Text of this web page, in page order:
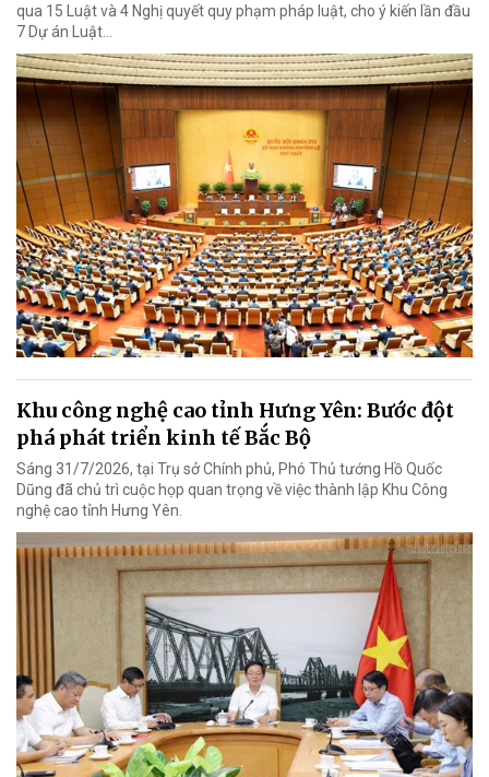
qua 15 Luật và 4 Nghị quyết quy phạm pháp luật, cho ý kiến lần đầu
7 Dự án Luật…
Khu công nghệ cao tỉnh Hưng Yên: Bước đột
phá phát triển kinh tế Bắc Bộ
Sáng 31/7/2026, tại Trụ sở Chính phủ, Phó Thủ tướng Hồ Quốc
Dũng đã chủ trì cuộc họp quan trọng về việc thành lập Khu Công
nghệ cao tỉnh Hưng Yên.